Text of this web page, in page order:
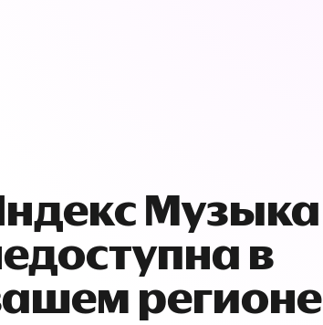
Музыка
в
регионе